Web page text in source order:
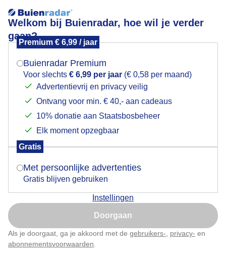
Welkom bij Buienradar, hoe wil je verder
gaan?
Premium € 6,99 / jaar
Buienradar Premium
Voor slechts € 6,99 per jaar (€ 0,58 per maand)
Advertentievrij en privacy veilig
Ontvang voor min. € 40,- aan cadeaus
10% donatie aan Staatsbosbeheer
Elk moment opzegbaar
Gratis
Met persoonlijke advertenties
Gratis blijven gebruiken
Instellingen
Doorgaan
Als je doorgaat, ga je akkoord met de gebruikers- privacy- en
abonnementsvoorwaarden
Wauw.....23.00 uur
Door: Dilia van Zon Gemaakt: 18-06-2024, 51x bekeken
Mogen we je locatie gebruiken voor het
Indien je hier nog geen akkoord op hebt gegeven,
verschijnt er zo een pop-up uit je browser waarin
Is goed, toon de popup
Nu niet, misschien later
Klik hierom dit aan te passen